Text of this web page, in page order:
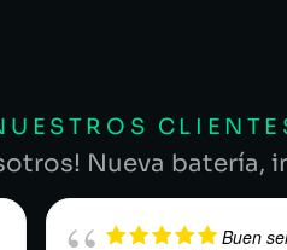
Nueva batería,
Buen